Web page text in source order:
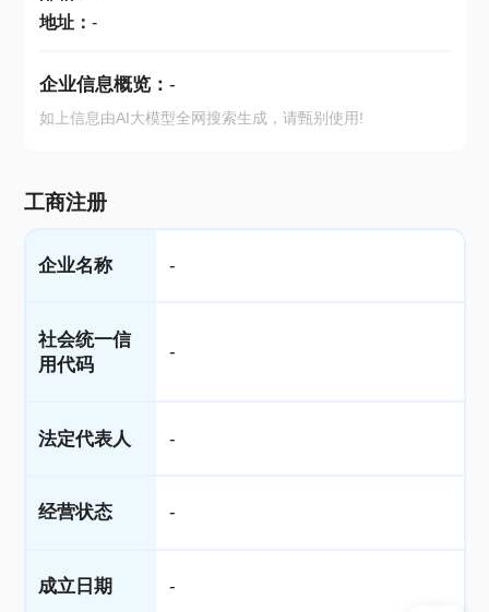
地址： -
企业信息概览： -
如上信息由AI大模型全网搜索生成，请甄别使用!
工商注册
企业名称 -
社会统一信
用代码
-
法定代表人 -
经营状态 -
成立日期 -